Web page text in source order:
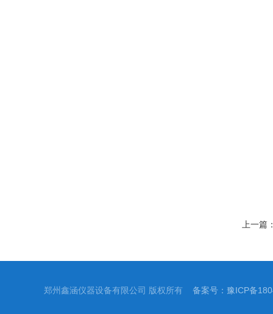
上一篇
郑州鑫涵仪器设备有限公司 版权所有 备案号：豫ICP备